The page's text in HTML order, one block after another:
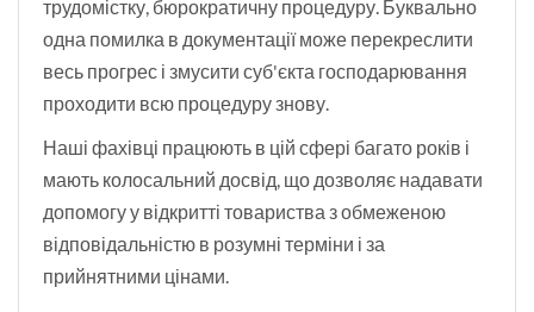
трудомістку, бюрократичну процедуру. Буквально
одна помилка в документації може перекреслити
весь прогрес і змусити суб'єкта господарювання
проходити всю процедуру знову.
Наші фахівці працюють в цій сфері багато років і
мають колосальний досвід, що дозволяє надавати
допомогу у відкритті товариства з обмеженою
відповідальністю в розумні терміни і за
прийнятними цінами.